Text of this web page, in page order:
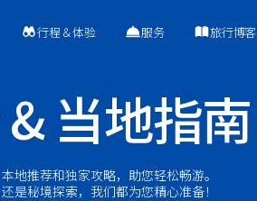
行程＆体验 服务 旅行博客
当地指南
地推荐和独家攻略，助您轻松畅游。
是秘境探索，我们都为您精心准备！